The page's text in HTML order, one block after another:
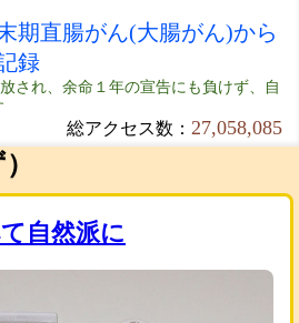
期直腸がん(大腸がん)から
録
され、余命１年の宣告にも負けず、自
総アクセス数： 27,058,085
自然派に